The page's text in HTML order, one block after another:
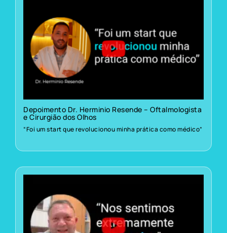
Depoimento Dr. Herminio Resende – Oftalmologista
e Cirurgião dos Olhos
“Foi um start que revolucionou minha prática como médico”